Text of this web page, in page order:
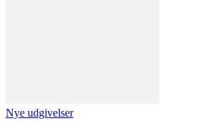
Nye udgivelser